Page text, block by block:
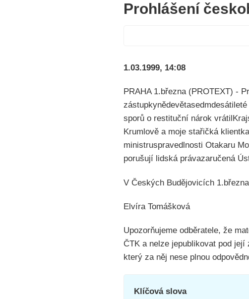
Prohlášení
1.03.1999, 14:08
PRAHA 1.března (PROTEXT) -
sporů o restituční nárok
Krumlově a moje stařičká
ministruspravedlnosti Otakaru
porušují lidská právazaručená
V Českých Budějovicích
Elvíra Tomášková
Upozorňujeme odběratele, že
ČTK a nelze jepublikovat pod
který za něj nese plnou
Klíčová slova